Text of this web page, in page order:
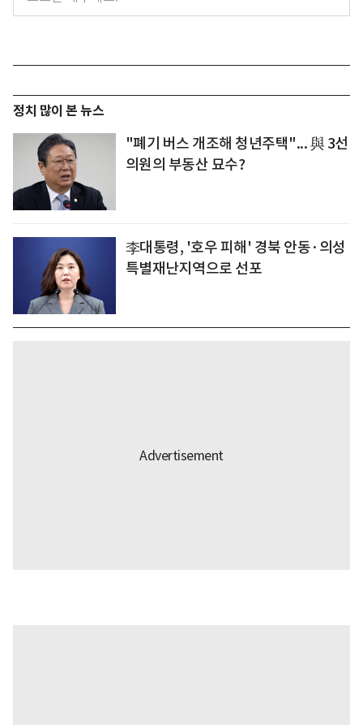
정치 많이 본 뉴스
"폐기 버스 개조해 청년주택"... 與 3선
의원의 부동산 묘수?
李대통령, '호우 피해' 경북 안동·의성
특별재난지역으로 선포